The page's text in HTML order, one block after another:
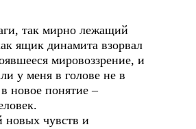
так мирно лежащий
ящик динамита взорвал
мировоззрение, и
у меня в голове не в
новое понятие –
чувств и